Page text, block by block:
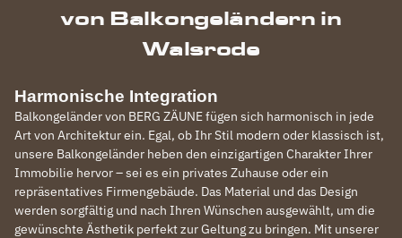
von Balkongeländern in
Walsrode
Harmonische Integration
Balkongeländer von BERG ZÄUNE fügen sich harmonisch in jede
Art von Architektur ein. Egal, ob Ihr Stil modern oder klassisch ist,
unsere Balkongeländer heben den einzigartigen Charakter Ihrer
Immobilie hervor – sei es ein privates Zuhause oder ein
repräsentatives Firmengebäude. Das Material und das Design
werden sorgfältig und nach Ihren Wünschen ausgewählt, um die
gewünschte Ästhetik perfekt zur Geltung zu bringen. Mit unserer